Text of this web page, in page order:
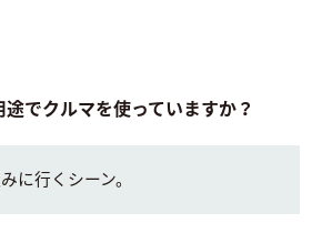
でクルマを使っていますか？
に行くシーン。